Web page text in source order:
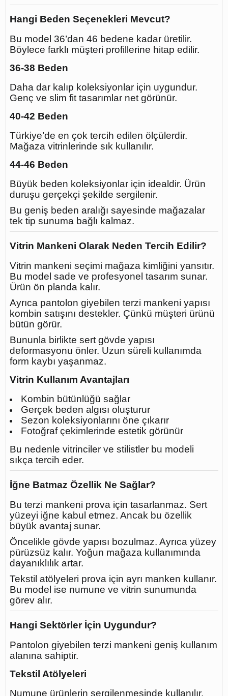
Hangi Beden Seçenekleri Mevcut?
Bu model 36’dan 46 bedene kadar üretilir.
Böylece farklı müşteri profillerine hitap edilir.
36-38 Beden
Daha dar kalıp koleksiyonlar için uygundur.
Genç ve slim fit tasarımlar net görünür.
40-42 Beden
Türkiye’de en çok tercih edilen ölçülerdir.
Mağaza vitrinlerinde sık kullanılır.
44-46 Beden
Büyük beden koleksiyonlar için idealdir. Ürün
duruşu gerçekçi şekilde sergilenir.
Bu geniş beden aralığı sayesinde mağazalar
tek tip sunuma bağlı kalmaz.
Vitrin Mankeni Olarak Neden Tercih Edilir?
Vitrin mankeni seçimi mağaza kimliğini yansıtır.
Bu model sade ve profesyonel tasarım sunar.
Ürün ön planda kalır.
Ayrıca pantolon giyebilen terzi mankeni yapısı
kombin satışını destekler. Çünkü müşteri ürünü
bütün görür.
Bununla birlikte sert gövde yapısı
deformasyonu önler. Uzun süreli kullanımda
form kaybı yaşanmaz.
Vitrin Kullanım Avantajları
Kombin bütünlüğü sağlar
Gerçek beden algısı oluşturur
Sezon koleksiyonlarını öne çıkarır
Fotoğraf çekimlerinde estetik görünür
Bu nedenle vitrinciler ve stilistler bu modeli
sıkça tercih eder.
İğne Batmaz Özellik Ne Sağlar?
Bu terzi mankeni prova için tasarlanmaz. Sert
yüzeyi iğne kabul etmez. Ancak bu özellik
büyük avantaj sunar.
Öncelikle gövde yapısı bozulmaz. Ayrıca yüzey
pürüzsüz kalır. Yoğun mağaza kullanımında
dayanıklılık artar.
Tekstil atölyeleri prova için ayrı manken kullanır.
Bu model ise numune ve vitrin sunumunda
görev alır.
Hangi Sektörler İçin Uygundur?
Pantolon giyebilen terzi mankeni geniş kullanım
alanına sahiptir.
Tekstil Atölyeleri
Numune ürünlerin sergilenmesinde kullanılır.